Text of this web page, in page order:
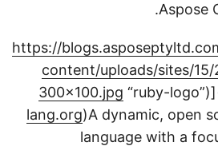
https://
content/uploads/sites/
300x100.jpg“ruby-
lang.org)A dynamic, open
language with a